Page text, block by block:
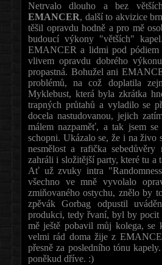
Netrvalo dlouho a bez
EMANCER, další to akvizice
těšil opravdu hodně a pro mě
budoucí výkony "větších"
EMANCER a lidmi pod pódiem
vlivem opravdu dobrého
propastná. Bohužel ani
problémů, na což doplatila
Myklebust, která byla zkrátka
trapných průtahů a vyladilo se
docela nastudovanou, jejich
málem nazpaměť, a tak jsem
schopni. Ukázalo se, že i na živo
nesmělost a rafička
zahráli i složitější party, které tu a
Ať už zvuky intra
všechno ve mně vyvolalo
zmiňovaného ostychu, znělo by
zpěvák Gorbag odpustil
produkci, tedy řvaní, byl by
mě ještě pobavil můj kolega,
velmi rád doma žije z
přesně za posledního tónu
poněkud dříve. :)